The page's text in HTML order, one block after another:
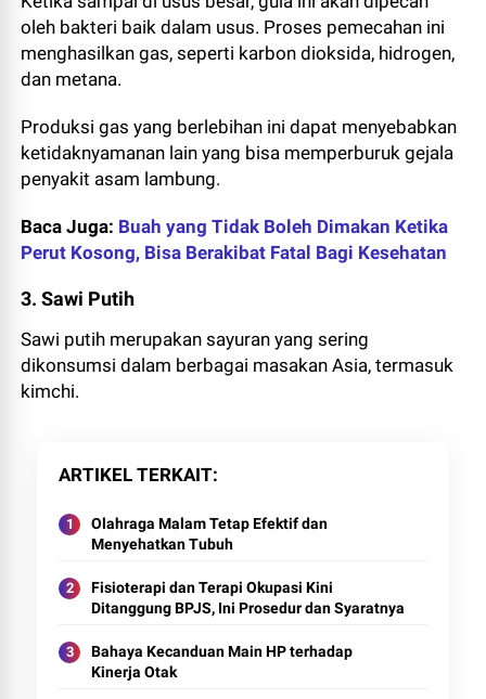
oleh bakteri baik dalam usus. Proses pemecahan ini
menghasilkan gas, seperti karbon dioksida, hidrogen,
dan metana.
Produksi gas yang berlebihan ini dapat menyebabkan
ketidaknyamanan lain yang bisa memperburuk gejala
penyakit asam lambung.
Baca Juga: Buah yang Tidak Boleh Dimakan Ketika
Perut Kosong, Bisa Berakibat Fatal Bagi Kesehatan
3. Sawi Putih
Sawi putih merupakan sayuran yang sering
dikonsumsi dalam berbagai masakan Asia, termasuk
kimchi.
ARTIKEL TERKAIT
Olahraga Malam Tetap Efektif dan
Menyehatkan Tubuh
Fisioterapi dan Terapi Okupasi Kini
Ditanggung BPJS, Ini Prosedur dan Syaratnya
Bahaya Kecanduan Main HP terhadap
Kinerja Otak